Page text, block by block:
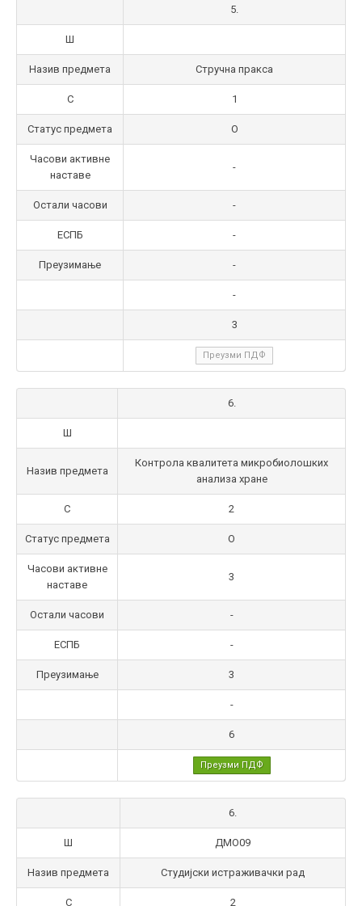
5.
Ш
Назив предмета Стручна пракса
С 1
Статус предмета О
Часови активне
наставе
-
Остали часови -
ЕСПБ -
Преузимање -
-
3
Преузми ПДФ
6.
Ш
Назив предмета
Контрола квалитета микробиолошких
анализа хране
С 2
Статус предмета О
Часови активне
наставе
3
Остали часови -
ЕСПБ -
Преузимање 3
-
6
Преузми ПДФ
6.
Ш ДМО09
Назив предмета Студијски истраживачки рад
С 2